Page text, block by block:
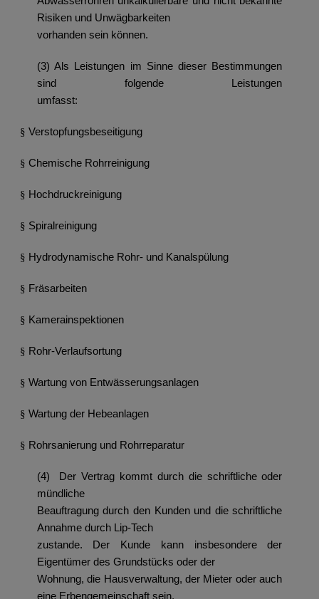
Risiken und Unwägbarkeiten
vorhanden sein können.
(3) Als Leistungen im Sinne dieser Bestimmungen
sind folgende Leistungen
umfasst:
§ Verstopfungsbeseitigung
§ Chemische Rohrreinigung
§ Hochdruckreinigung
§ Spiralreinigung
§ Hydrodynamische Rohr- und Kanalspülung
§ Fräsarbeiten
§ Kamerainspektionen
§ Rohr-Verlaufsortung
§ Wartung von Entwässerungsanlagen
§ Wartung der Hebeanlagen
§ Rohrsanierung und Rohrreparatur
(4) Der Vertrag kommt durch die schriftliche oder
mündliche
Beauftragung durch den Kunden und die schriftliche
Annahme durch Lip-Tech
zustande. Der Kunde kann insbesondere der
Eigentümer des Grundstücks oder der
Wohnung, die Hausverwaltung, der Mieter oder auch
eine Erbengemeinschaft sein.